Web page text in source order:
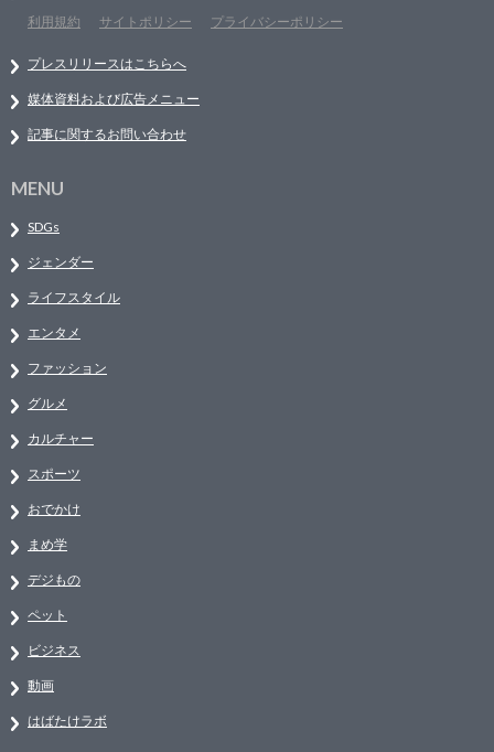
利用規約
サイトポリシー プライバシーポリシー
プレスリリースはこちらへ
媒体資料および広告メニュー
記事に関するお問い合わせ
MENU
SDGs
ジェンダー
ライフスタイル
エンタメ
ファッション
グルメ
カルチャー
スポーツ
おでかけ
まめ学
デジもの
ペット
ビジネス
動画
はばたけラボ